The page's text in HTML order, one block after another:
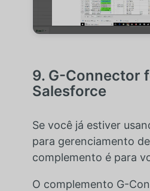
9. G-Connector
Salesforce
Se você já estiver
para gerenciamento
complemento é para
O complemento G-